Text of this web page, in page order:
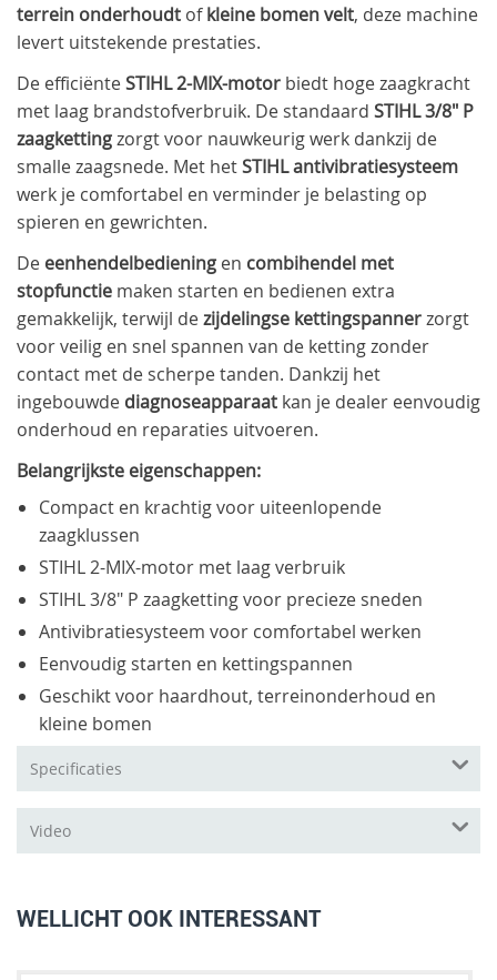
terrein onderhoudt ofkleine bomen velt, deze machine
levert uitstekende prestaties.
De efficiënteSTIHL 2-MIX-motor biedt hoge zaagkracht
met laag brandstofverbruik. De standaard STIHL 3/8" P
zaagkettingzorgt voor nauwkeurig werk dankzij de
smalle zaagsnede. Met hetSTIHL antivibratiesysteem
werk je comfortabel en verminder je belasting op
spieren en gewrichten.
De eenhendelbediening en combihendel met
stopfunctie maken starten en bedienen extra
gemakkelijk, terwijl dezijdelingse kettingspannerzorgt
voor veilig en snel spannen van de ketting zonder
contact met de scherpe tanden. Dankzij het
ingebouwde diagnoseapparaat kan je dealer eenvoudig
onderhoud en reparaties uitvoeren.
Belangrijkste eigenschappen:
Compact en krachtig voor uiteenlopende
zaagklussen
STIHL 2-MIX-motor met laag verbruik
STIHL 3/8" P zaagketting voor precieze sneden
Antivibratiesysteem voor comfortabel werken
Eenvoudig starten en kettingspannen
Geschikt voor haardhout, terreinonderhoud en
kleine bomen
Specificaties
Video
WELLICHT OOK INTERESSANT